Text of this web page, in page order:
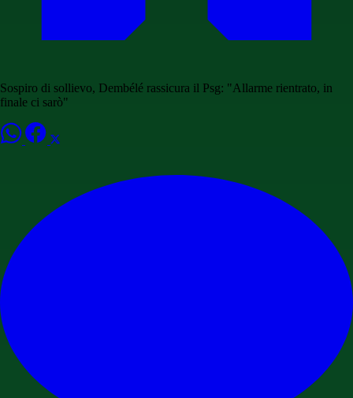
Sospiro di sollievo, Dembélé rassicura il Psg: "Allarme rientrato, in
finale ci sarò"